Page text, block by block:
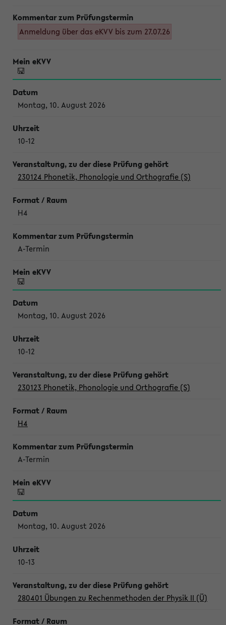
Anmeldung über das eKVV bis zum 27.07.26
Montag, 10. August 2026
10-12
230124 Phonetik, Phonologie und Orthografie (S)
H4
A-Termin
Montag, 10. August 2026
10-12
230123 Phonetik, Phonologie und Orthografie (S)
H4
A-Termin
Montag, 10. August 2026
10-13
280401 Übungen zu Rechenmethoden der Physik II (Ü)